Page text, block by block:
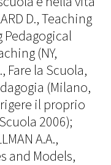
D., Teaching
Pedagogical
(NY,
Fare la Scuola,
(Milano,
il proprio
2006);
A.A.,
and Models,